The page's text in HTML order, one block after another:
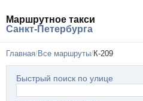
Маршрутное такси
Санкт-Петербурга
Главная Все маршруты К-209
Быстрый поиск по улице